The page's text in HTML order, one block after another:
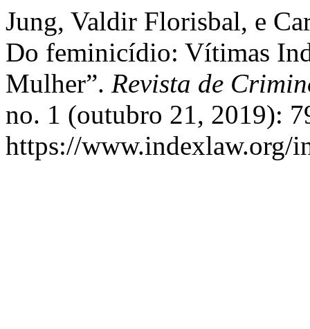
Jung, Valdir Florisbal, e
Do feminicídio: Vítimas
Mulher”. Revista de
no. 1 (outubro 21, 2019):
https://www.indexlaw.org/